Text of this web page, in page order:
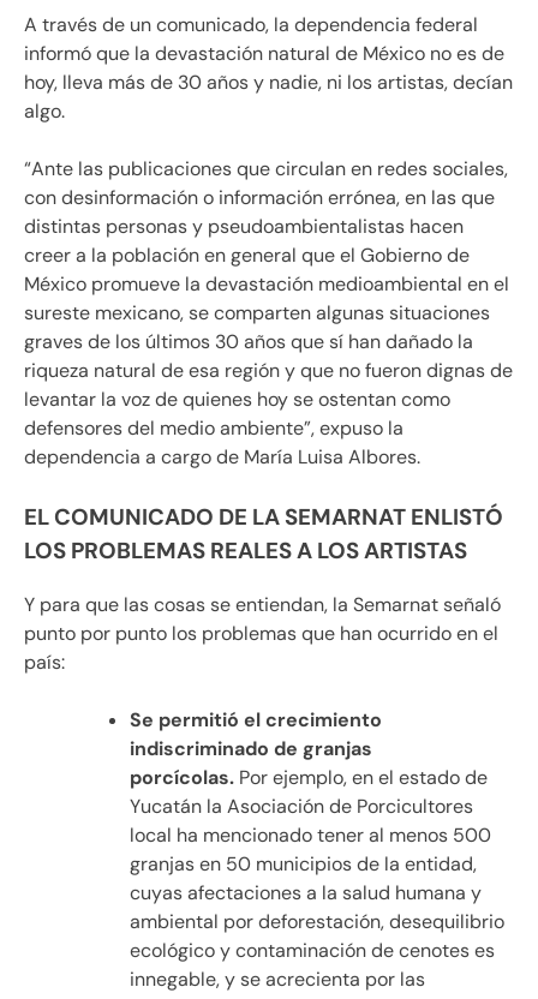
A través de un comunicado, la dependencia federal
informó que la devastación natural de México no es de
hoy, lleva más de 30 años y nadie, ni los artistas, decían
algo.
“Ante las publicaciones que circulan en redes sociales,
con desinformación o información errónea, en las que
distintas personas y pseudoambientalistas hacen
creer a la población en general que el Gobierno de
México promueve la devastación medioambiental en el
sureste mexicano, se comparten algunas situaciones
graves de los últimos 30 años que sí han dañado la
riqueza natural de esa región y que no fueron dignas de
levantar la voz de quienes hoy se ostentan como
defensores del medio ambiente”, expuso la
dependencia a cargo de María Luisa Albores.
EL COMUNICADO DE LA SEMARNAT ENLISTÓ
LOS PROBLEMAS REALES A LOS ARTISTAS
Y para que las cosas se entiendan, la Semarnat señaló
punto por punto los problemas que han ocurrido en el
país:
Se permitió el crecimiento
indiscriminado de granjas
porcícolas. Por ejemplo, en el estado de
Yucatán la Asociación de Porcicultores
local ha mencionado tener al menos 500
granjas en 50 municipios de la entidad,
cuyas afectaciones a la salud humana y
ambiental por deforestación, desequilibrio
ecológico y contaminación de cenotes es
innegable, y se acrecienta por las